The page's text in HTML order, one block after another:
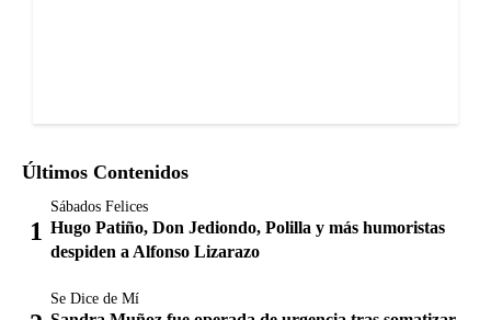
Últimos Contenidos
Sábados Felices
Hugo Patiño, Don Jediondo, Polilla y más humoristas
despiden a Alfonso Lizarazo
Se Dice de Mí